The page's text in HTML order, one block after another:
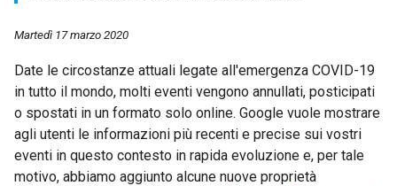
Martedì 17 marzo 2020
Date le circostanze attuali legate all'emergenza COVID-19
in tutto il mondo, molti eventi vengono annullati, posticipati
o spostati in un formato solo online. Google vuole mostrare
agli utenti le informazioni più recenti e precise sui vostri
eventi in questo contesto in rapida evoluzione e, per tale
motivo, abbiamo aggiunto alcune nuove proprietà